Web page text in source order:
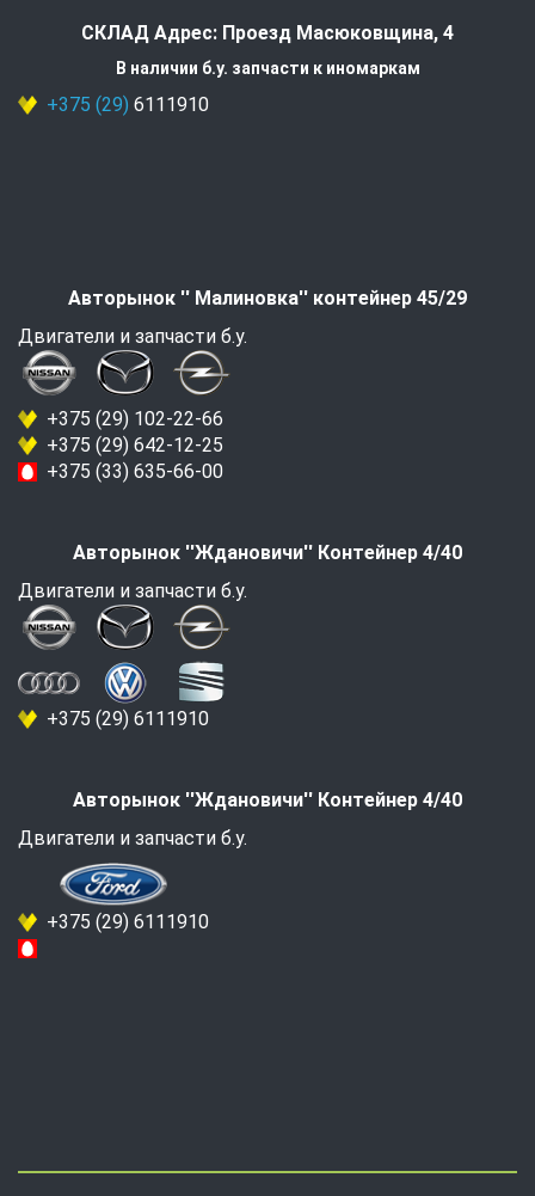
СКЛАД Адрес: Проезд Масюковщина, 4
В наличии б.у. запчасти к иномаркам
+375 (29) 6111910
Авторынок '' Малиновка'' контейнер 45/29
Двигатели и запчасти б.у.
+375 (29) 102-22-66
+375 (29) 642-12-25
+375 (33) 635-66-00
Авторынок ''Ждановичи'' Контейнер 4/40
Двигатели и запчасти б.у.
+375 (29) 6111910
Авторынок ''Ждановичи'' Контейнер 4/40
Двигатели и запчасти б.у.
+375 (29) 6111910